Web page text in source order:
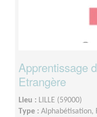
Apprentissage
Etrangère
Lieu : LILLE (59000)
Type : Alphabétisation,